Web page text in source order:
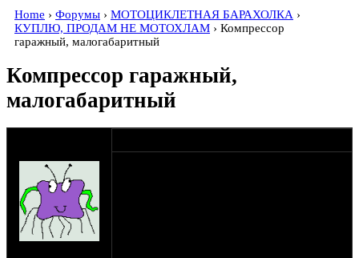
Home › Форумы › МОТОЦИКЛЕТНАЯ БАРАХОЛКА ›
КУПЛЮ, ПРОДАМ НЕ МОТОХЛАМ › Компрессор
гаражный, малогабаритный
Компрессор гаражный,
малогабаритный